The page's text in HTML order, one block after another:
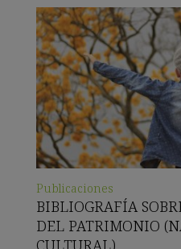
Publicaciones
BIBLIOGRAFÍA
DEL PATRIMONIO
CULTURAL)